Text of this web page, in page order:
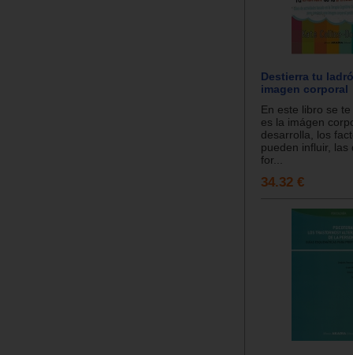
Destierra tu
imagen corporal
En este libro se
es la imágen
desarrolla, los
pueden influir, las
for...
34.32 €